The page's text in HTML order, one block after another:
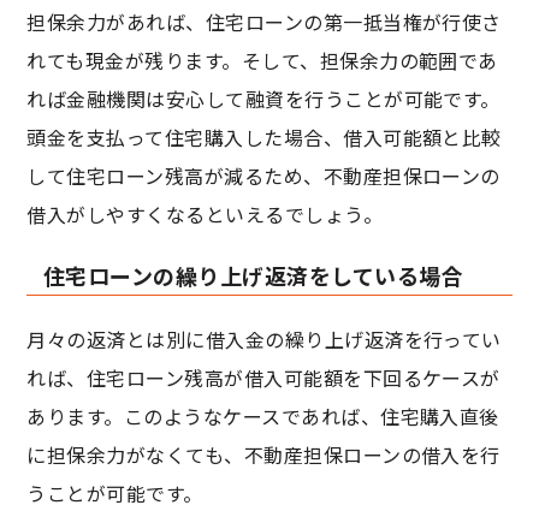
担保余力があれば、住宅ローンの第一抵当権が行使さ
れても現金が残ります。そして、担保余力の範囲であ
れば金融機関は安心して融資を行うことが可能です。
頭金を支払って住宅購入した場合、借入可能額と比較
して住宅ローン残高が減るため、不動産担保ローンの
借入がしやすくなるといえるでしょう。
住宅ローンの繰り上げ返済をしている場合
月々の返済とは別に借入金の繰り上げ返済を行ってい
れば、住宅ローン残高が借入可能額を下回るケースが
あります。このようなケースであれば、住宅購入直後
に担保余力がなくても、不動産担保ローンの借入を行
うことが可能です。